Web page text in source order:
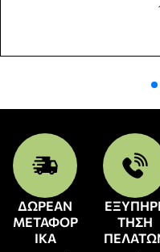
ΔΩΡΕΑΝ
ΜΕΤΑΦΟΡ
ΙΚΑ
ΤΗΣΗ